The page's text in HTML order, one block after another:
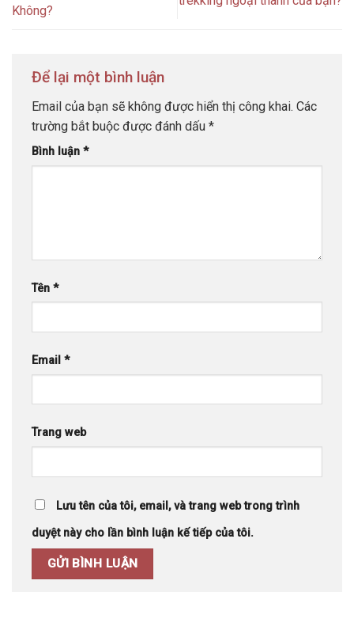
Không?
Để lại một bình luận
Email của bạn sẽ không được hiển thị công khai. Các
trường bắt buộc được đánh dấu *
Bình luận *
Tên *
Email *
Trang web
Lưu tên của tôi, email, và trang web trong trình
duyệt này cho lần bình luận kế tiếp của tôi.